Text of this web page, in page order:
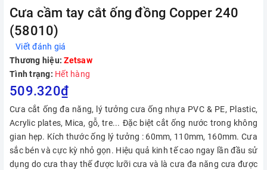
Cưa cầm tay cắt ống đồng Copper 240
(58010)
Viết đánh giá
Thương hiệu: Zetsaw
Tình trạng: Hết hàng
509.320₫
Cưa cắt ống đa năng, lý tưởng cưa ống nhựa PVC & PE, Plastic,
Acrylic plates, Mica, gỗ, tre... Đặc biệt cắt ống nước trong không
gian hẹp. Kích thước ống lý tưởng : 60mm, 110mm, 160mm. Cưa
sắc bén và cực kỳ nhỏ gọn. Hiệu quả kinh tế cao ngay lần đầu sử
dụng do cưa thay thế được lưỡi cưa và là cưa đa năng cưa được